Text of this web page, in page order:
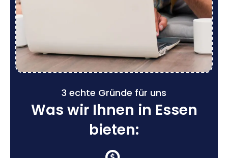
3 echte Gründe für uns
Was wir Ihnen in Essen
bieten: